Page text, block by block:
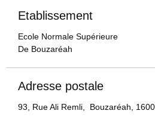
Etablissement
Ecole Normale Supérieure
De Bouzaréah
Adresse postale
93, Rue Ali Remli, Bouzaréah,